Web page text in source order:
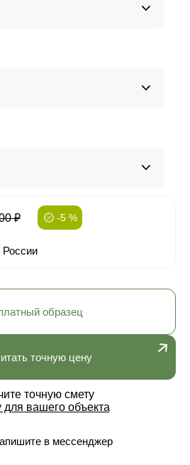
₽ -5 %
России
точную цену
точную смету
для вашего объекта
в мессенджер
образец